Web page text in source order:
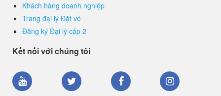
Khách hàng doanh nghiệp
Trang đại lý Đặt vé
Đăng ký Đại lý cấp 2
Kết nối với chúng tôi